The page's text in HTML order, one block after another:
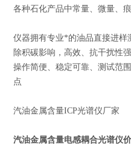
各种石化产品中常量、微量、
仪器拥有专业*的油品直接进样
除积碳影响，高效、抗干扰性
操作简便、稳定可靠、测试范
点
汽油金属含量ICP光谱仪厂家
汽油金属含量电感耦合光谱仪